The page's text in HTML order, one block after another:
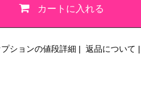
カートに入れる
プションの値段詳細 | 返品について |